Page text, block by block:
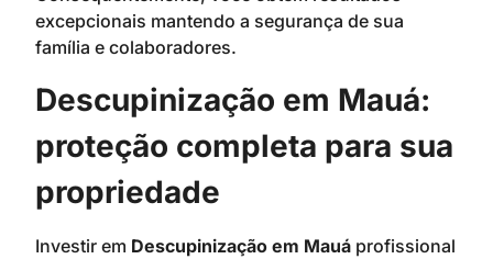
excepcionais mantendo a segurança de sua
família e colaboradores.
Descupinização em Mauá:
proteção completa para sua
propriedade
Investir em Descupinização em Mauá profissional